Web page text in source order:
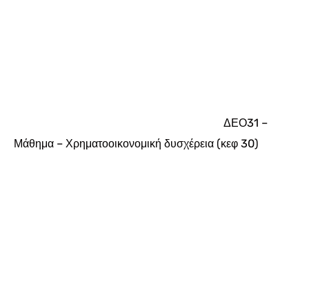
ΔΕΟ31 –
Μάθημα – Χρηματοοικονομική δυσχέρεια (κεφ 30)